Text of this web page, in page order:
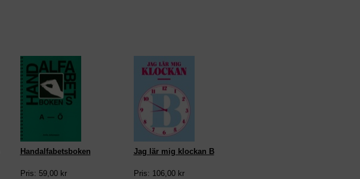
Handalfabetsboken
Pris: 59,00 kr
Jag lär mig klockan B
Pris: 106,00 kr